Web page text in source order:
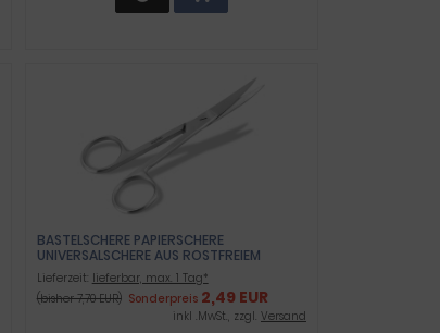
BASTELSCHERE PAPIERSCHERE
UNIVERSALSCHERE AUS ROSTFREIEM
EDELSTAHL 11,5 CM GEBOGEN MIT SPITZEN
ENDEN
Lieferzeit: lieferbar, max. 1 Tag*
(bisher 7,70 EUR) Sonderpreis2,49 EUR
inkl .MwSt., zzgl. Versand